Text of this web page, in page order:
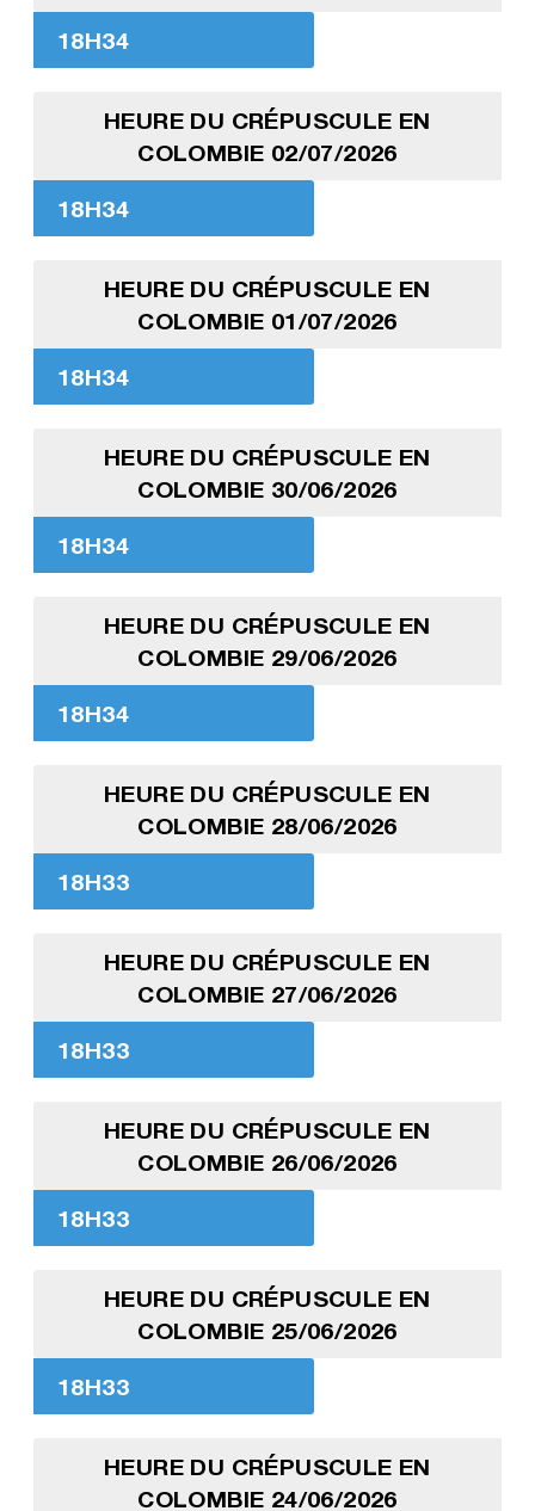
18H34
HEURE DU CRÉPUSCULE EN
COLOMBIE 02/07/2026
18H34
HEURE DU CRÉPUSCULE EN
COLOMBIE 01/07/2026
18H34
HEURE DU CRÉPUSCULE EN
COLOMBIE 30/06/2026
18H34
HEURE DU CRÉPUSCULE EN
COLOMBIE 29/06/2026
18H34
HEURE DU CRÉPUSCULE EN
COLOMBIE 28/06/2026
18H33
HEURE DU CRÉPUSCULE EN
COLOMBIE 27/06/2026
18H33
HEURE DU CRÉPUSCULE EN
COLOMBIE 26/06/2026
18H33
HEURE DU CRÉPUSCULE EN
COLOMBIE 25/06/2026
18H33
HEURE DU CRÉPUSCULE EN
COLOMBIE 24/06/2026